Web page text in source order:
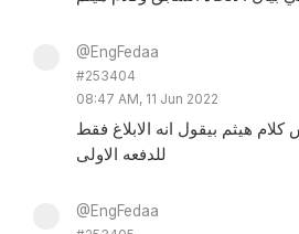
@EngFedaa
#253404
08:47 AM, 11 Jun 2022
هيثم بيقول انه الابلاغ فقط
للدفعه الاولى
@EngFedaa